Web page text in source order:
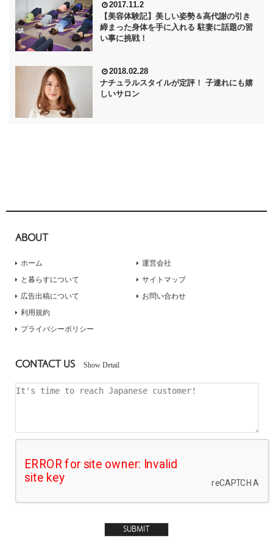
2017.11.2
【美容体験記】美しい姿勢＆高代謝の引き
締まった身体を手に入れる 駐妻に話題の習
い事に挑戦！
2018.02.28
ナチュラルスタイルが定評！ 子連れにも嬉
しいサロン
ABOUT
ホーム
と暮らすについて
広告出稿について
運営会社
サイトマップ
お問い合わせ
利用規約
プライバシーポリシー
CONTACT US Show Detail